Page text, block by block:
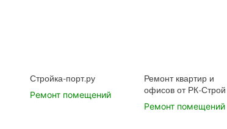
Стройка-порт.ру
Ремонт помещений
Ремонт квартир и
офисов от РК-Строй
Ремонт помещений